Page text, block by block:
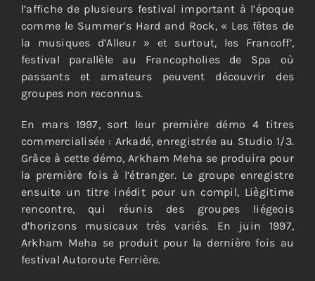
l’affiche de plusieurs festival important à l’époque
comme le Summer’s Hard and Rock, « Les fêtes de
la musiques d’Alleur » et surtout, les Francoff’,
festival parallèle au Francopholies de Spa où
passants et amateurs peuvent découvrir des
groupes non reconnus.
En mars 1997, sort leur première démo 4 titres
commercialisée : Arkadé, enregistrée au Studio 1/3.
Grâce à cette démo, Arkham Meha se produira pour
la première fois à l’étranger. Le groupe enregistre
ensuite un titre inédit pour un compil, Liègitime
rencontre, qui réunis des groupes liégeois
d’horizons musicaux très variés. En juin 1997,
Arkham Meha se produit pour la dernière fois au
festival Autoroute Ferrière.